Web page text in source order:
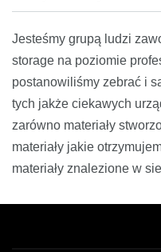
Jesteśmy grupą ludzi
storage na poziomie
postanowiliśmy zebrać i
tych jakże ciekawych
zarówno materiały
materiały jakie
materiały znalezione w